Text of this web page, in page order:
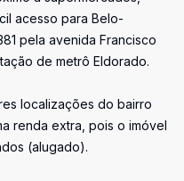
acesso para Belo-
pela avenida Francisco
de metrô Eldorado.
localizações do bairro
renda extra, pois o imóvel
(alugado).